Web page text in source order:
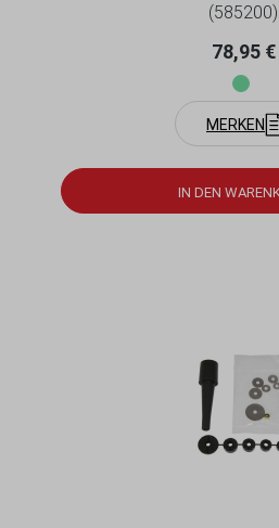
(585200)
78,95 €
MERKEN
IN DEN